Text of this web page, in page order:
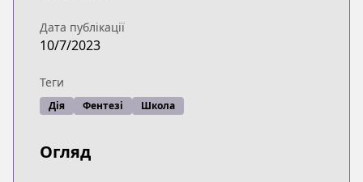
Дата публікації
10/7/2023
Теги
Дія Фентезі Школа
Огляд